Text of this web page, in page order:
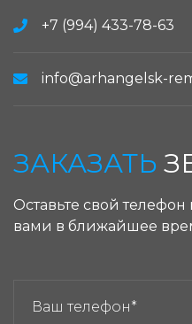
+7 (994) 433-78-63
info@arhangelsk-
ЗАКАЗАТЬ
Оставьте свой
вами в ближайшее